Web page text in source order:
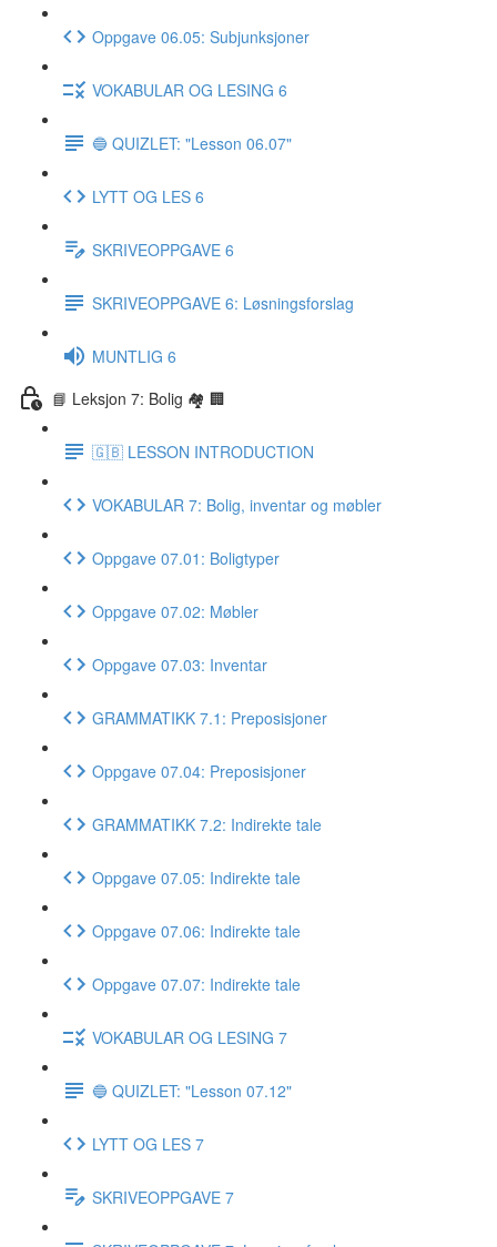
Oppgave 06.05: Subjunksjoner
VOKABULAR OG LESING 6
🔵 QUIZLET: "Lesson 06.07"
LYTT OG LES 6
SKRIVEOPPGAVE 6
SKRIVEOPPGAVE 6: Løsningsforslag
MUNTLIG 6
📘 Leksjon 7: Bolig 🏘 🏢
🇬🇧 LESSON INTRODUCTION
VOKABULAR 7: Bolig, inventar og møbler
Oppgave 07.01: Boligtyper
Oppgave 07.02: Møbler
Oppgave 07.03: Inventar
GRAMMATIKK 7.1: Preposisjoner
Oppgave 07.04: Preposisjoner
GRAMMATIKK 7.2: Indirekte tale
Oppgave 07.05: Indirekte tale
Oppgave 07.06: Indirekte tale
Oppgave 07.07: Indirekte tale
VOKABULAR OG LESING 7
🔵 QUIZLET: "Lesson 07.12"
LYTT OG LES 7
SKRIVEOPPGAVE 7